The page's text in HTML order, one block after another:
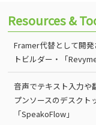
Resources &
Framer代替として開
トビルダー・「Revyme
音声でテキスト入力や
プンソースのデスクト
「SpeakoFlow」